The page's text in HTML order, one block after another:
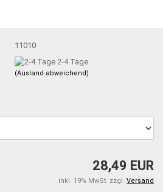
11010
2-4 Tage
(Ausland abweichend)
28,49 EUR
inkl. 19% MwSt. zzgl. Versand